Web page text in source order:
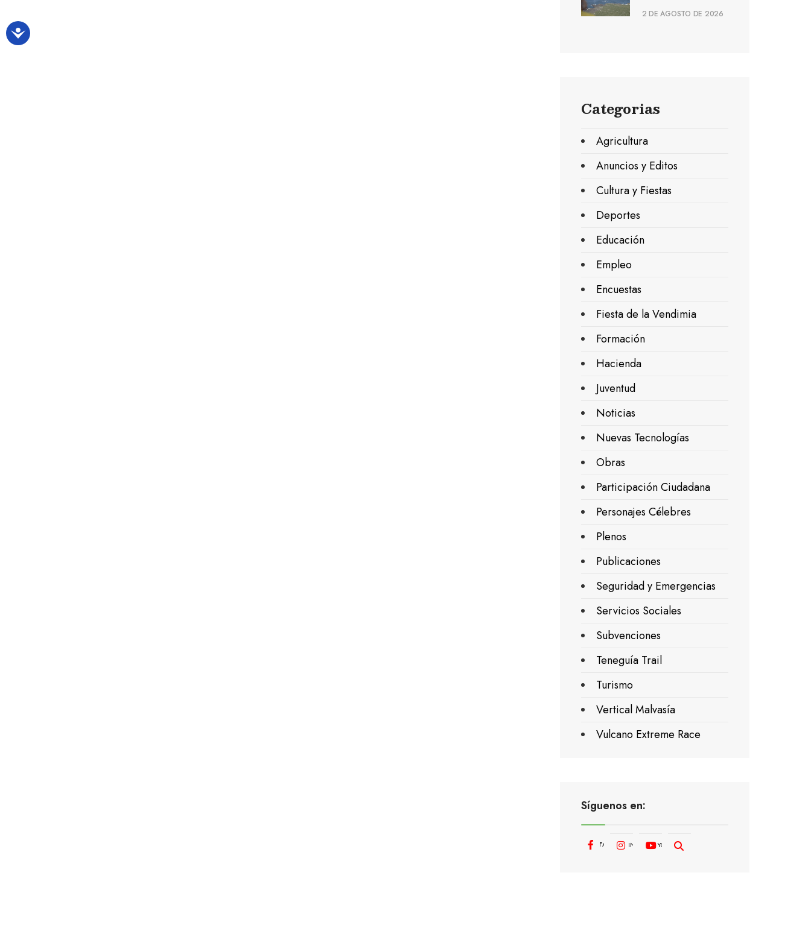
2 DE AGOSTO DE 2026
Categorias
Agricultura
Anuncios y Editos
Cultura y Fiestas
Deportes
Educación
Empleo
Encuestas
Fiesta de la Vendimia
Formación
Hacienda
Juventud
Noticias
Nuevas Tecnologías
Obras
Participación Ciudadana
Personajes Célebres
Plenos
Publicaciones
Seguridad y Emergencias
Servicios Sociales
Subvenciones
Teneguía Trail
Turismo
Vertical Malvasía
Vulcano Extreme Race
Síguenos en:
FACEBOOKINSTAGRAMYOUTUBE